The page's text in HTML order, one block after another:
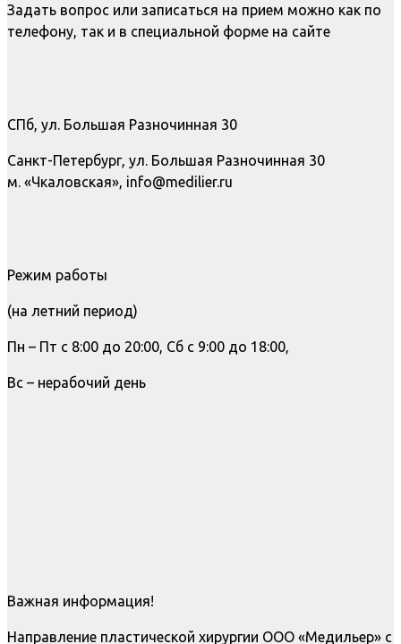
Задать вопрос или записаться на прием можно как по
телефону, так и в специальной форме на сайте
СПб, ул. Большая Разночинная 30
Санкт-Петербург, ул. Большая Разночинная 30
м. «Чкаловская», info@medilier.ru
Режим работы
(на летний период)
Пн – Пт с 8:00 до 20:00, Сб с 9:00 до 18:00,
Вс – нерабочий день
Важная информация!
Направление пластической хирургии ООО «Медильер» с